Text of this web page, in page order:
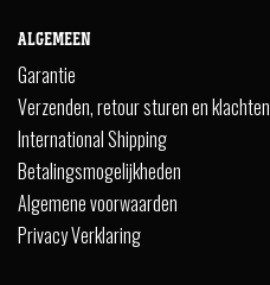
ALGEMEEN
Garantie
Verzenden, retour sturen en klachten
International Shipping
Betalingsmogelijkheden
Algemene voorwaarden
Privacy Verklaring